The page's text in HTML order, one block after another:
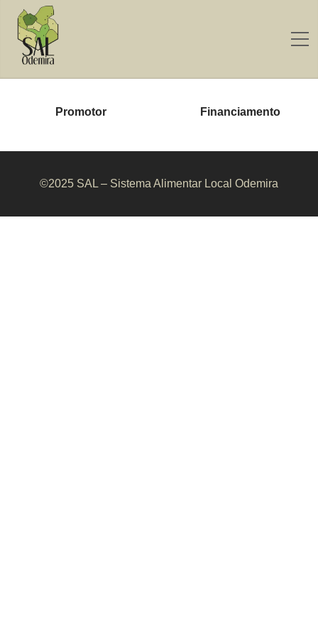
Promotor Financiamento
©2025 SAL – Sistema Alimentar Local Odemira